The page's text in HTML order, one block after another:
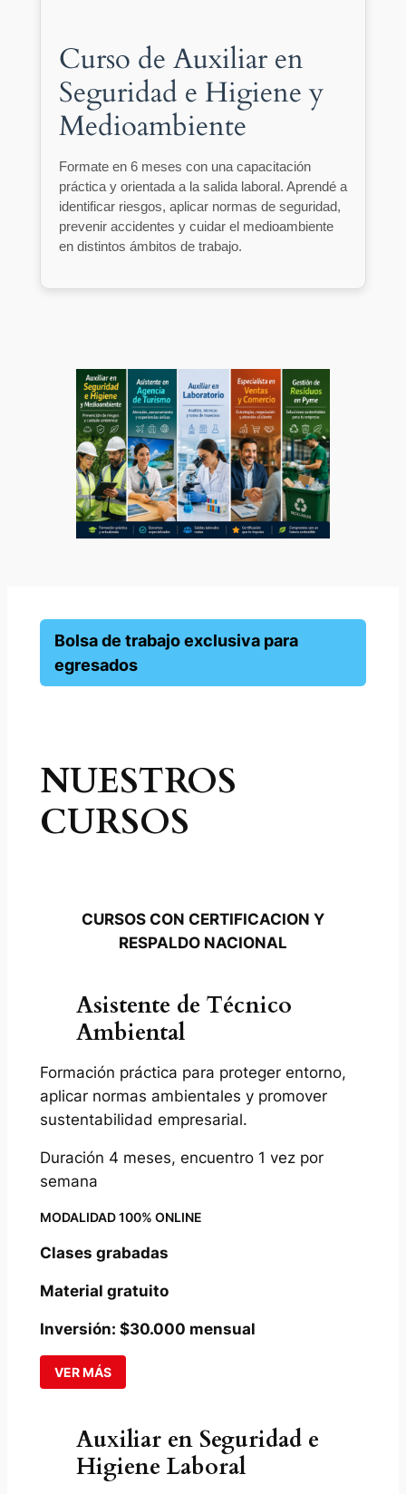
Curso de Auxiliar en
Seguridad e Higiene y
Medioambiente
Formate en 6 meses con una capacitación
práctica y orientada a la salida laboral. Aprendé a
identificar riesgos, aplicar normas de seguridad,
prevenir accidentes y cuidar el medioambiente
en distintos ámbitos de trabajo.
Bolsa de trabajo exclusiva para
egresados
NUESTROS
CURSOS
CURSOS CON CERTIFICACION Y
RESPALDO NACIONAL
Asistente de Técnico
Ambiental
Formación práctica para proteger entorno,
aplicar normas ambientales y promover
sustentabilidad empresarial.
Duración 4 meses, encuentro 1 vez por
semana
MODALIDAD 100% ONLINE
Clases grabadas
Material gratuito
Inversión: $30.000 mensual
VER MÁS
Auxiliar en Seguridad e
Higiene Laboral